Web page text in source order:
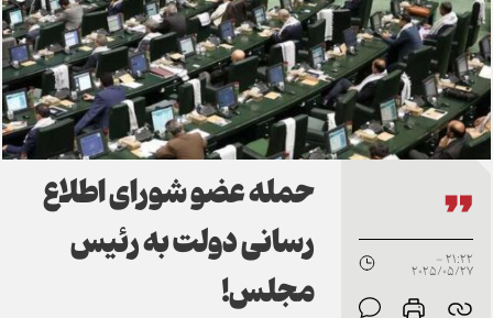
21:22 -
2025/05/27
حمله عضو شورای اطلاع
رسانی دولت به رئیس
مجلس!